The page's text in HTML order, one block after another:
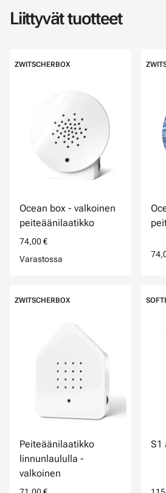
Liittyvät tuotteet
ZWITSCHERBOX
Ocean box - valkoinen
peiteäänilaatikko
74,00 €
Varastossa
ZWITSCHERBOX
Peiteäänilaatikko
linnunlaululla -
valkoinen
S1